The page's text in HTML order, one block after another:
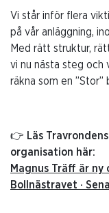
Vi står inför flera
på vår anläggning,
Med rätt struktur,
vi nu nästa steg och
räkna som en ”Stor”
👉 Läs
organisation här:
Magnus Träff är
Bollnästravet ·